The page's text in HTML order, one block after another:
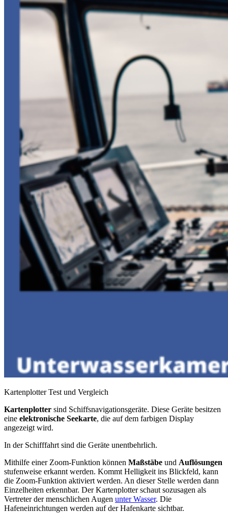
Kartenplotter Test und Vergleich
Kartenplotter sind Schiffsnavigationsgeräte. Diese Geräte besitzen
eine elektronische Seekarte, die auf dem farbigen Display
angezeigt wird.
In der Schifffahrt sind die Geräte unentbehrlich.
Mithilfe einer Zoom-Funktion können Maßstäbe und Auflösungen
stufenweise erkannt werden. Kommt Helligkeit ins Blickfeld, kann
die Zoom-Funktion aktiviert werden. An dieser Stelle werden dann
Einzelheiten erkennbar. Der Kartenplotter schaut sozusagen als
Vertreter der menschlichen Augen unter Wasser. Die
Hafeneinrichtungen werden auf der Hafenkarte sichtbar.